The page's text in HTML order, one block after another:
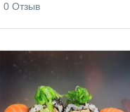
0 Отзыв